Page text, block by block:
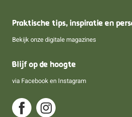
Praktische tips, inspiratie en
Bekijk onze digitale magazines
Blijf op de hoogte
via Facebook en Instagram